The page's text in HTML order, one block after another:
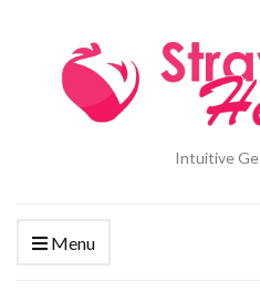
Intuitive
Menu